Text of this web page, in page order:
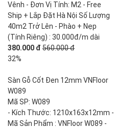
Vênh - Đơn Vị Tính: M2 - Free
Ship + Lắp Đặt Hà Nội Số Lượng
40m2 Trở Lên - Phào + Nẹp
(Tính Riêng) : 30.000đ/m dài
380.000 đ 560.000 đ
32%
Sàn Gỗ Cốt Đen 12mm VNFloor
W089
Mã SP: W089
- Kích Thước: 1210x163x12mm -
Mã Sản Phẩm : VNFloor W089 -